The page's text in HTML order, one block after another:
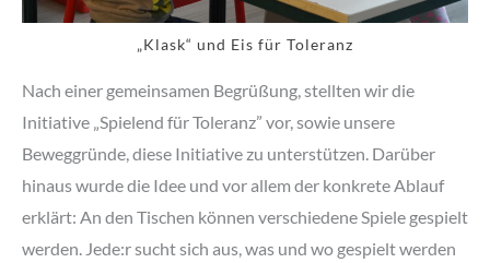
„Klask“ und Eis für Toleranz
Nach einer gemeinsamen Begrüßung, stellten wir die
Initiative „Spielend für Toleranz” vor, sowie unsere
Beweggründe, diese Initiative zu unterstützen. Darüber
hinaus wurde die Idee und vor allem der konkrete Ablauf
erklärt: An den Tischen können verschiedene Spiele gespielt
werden. Jede:r sucht sich aus, was und wo gespielt werden